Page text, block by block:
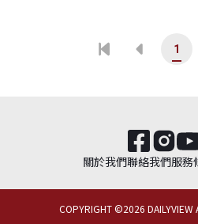
1
關於我們聯絡我們服務
COPYRIGHT ©2026 DAILYVIEW